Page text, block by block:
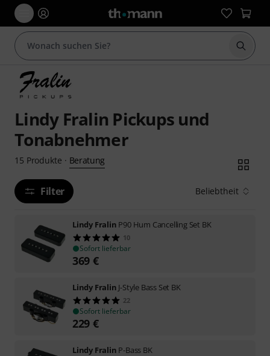
Suche
Lindy Fralin Pickups und
Tonabnehmer
15 Produkte · Beratung
Filter Beliebtheit
Lindy Fralin P90 Hum Cancelling Set BK
10
Sofort lieferbar
369 €
Lindy Fralin J-Style Bass Set BK
22
Sofort lieferbar
229 €
Lindy Fralin P-Bass BK